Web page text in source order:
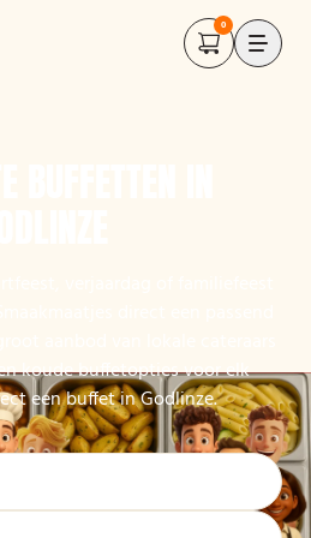
0
koude buffetopties voor elk
een buffet in Godlinze.